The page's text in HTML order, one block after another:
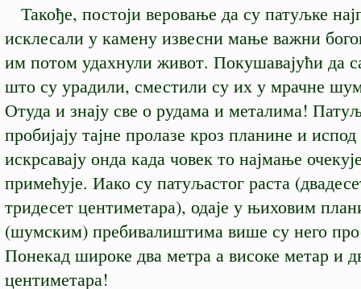
Такође, постоји веровање да су патуљке
исклесали у камену извесни мање важни
им потом удахнули живот. Покушавајући да
што су урадили, сместили су их у мрачне
Отуда и знају све о рудама и металима!
пробијају тајне пролазе кроз планине и
искрсавају онда када човек то најмање
примећује. Иако су патуљастог раста
тридесет центиметара), одаје у њиховим
(шумским) пребивалиштима више су него
Понекад широке два метра а високе метар и
центиметара!